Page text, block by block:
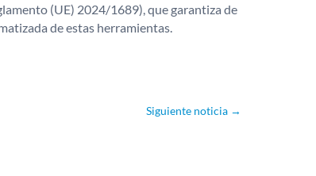
(UE) 2024/1689), que garantiza de
de estas herramientas.
Siguiente noticia →